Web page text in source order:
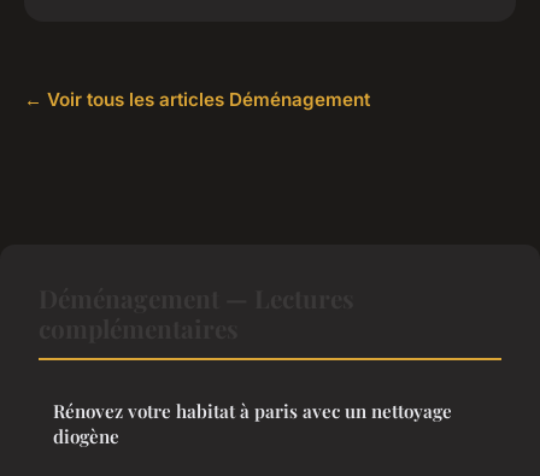
← Voir tous les articles Déménagement
Rénovez votre habitat à paris avec un nettoyage
diogène